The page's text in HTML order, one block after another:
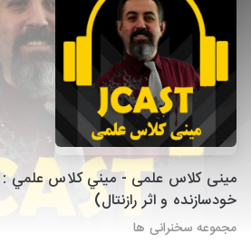
مینی کلاس علمی - ميني كلاس علمي :
خودسازنده و اثر رازنتال)
مجموعه سخنرانی ها